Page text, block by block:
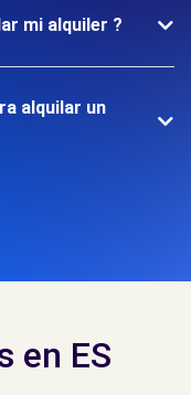
mi alquiler ?
alquilar un
en ES